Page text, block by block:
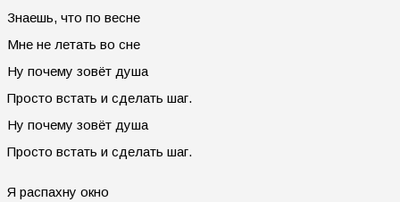
Знаешь, что по весне
Мне не летать во сне
Ну почему зовёт душа
Просто встать и сделать шаг.
Ну почему зовёт душа
Просто встать и сделать шаг.
Я распахну окно